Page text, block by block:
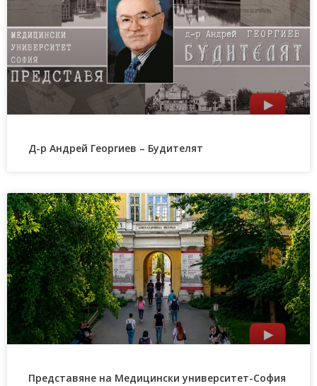
Д-р Андрей Георгиев – Будителят
Представяне на Медицински университет-София